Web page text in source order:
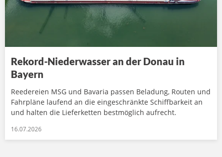
Rekord-Niederwasser an der Donau in
Bayern
Reedereien MSG und Bavaria passen Beladung, Routen und
Fahrpläne laufend an die eingeschränkte Schiffbarkeit an
und halten die Lieferketten bestmöglich aufrecht.
16.07.2026